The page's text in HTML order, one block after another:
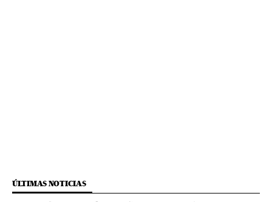
ÚLTIMAS NOTICIAS